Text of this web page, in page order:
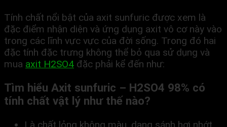
Tính chất nổi bật của axit sunfuric được xem là
đặc điểm nhận diện và ứng dụng axit vô cơ này vào
trong các lĩnh vực vực của đời sống. Trong đó hai
đặc tính đặc trưng không thể bỏ qua sử dụng và
mua axit H2SO4 đặc phải kể đến như:
Tìm hiểu Axit sunfuric – H2SO4 98% có
tính chất vật lý như thế nào?
Là chất lỏng không màu, dạng sánh hơi nhớt,